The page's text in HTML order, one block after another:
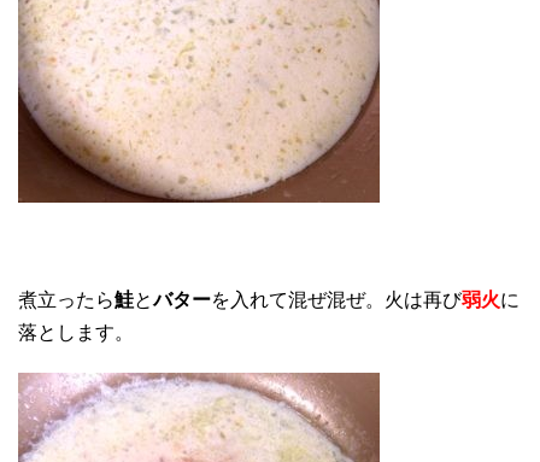
煮立ったら鮭とバターを入れて混ぜ混ぜ。火は再び弱火に
落とします。